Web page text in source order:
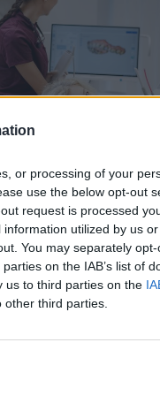
or processing of your
use the below opt-out
request is processed
utilized by us
You may separately
on the IAB’s list of
us to third parties on the
third parties.
šypseną turėti
2021-04-22